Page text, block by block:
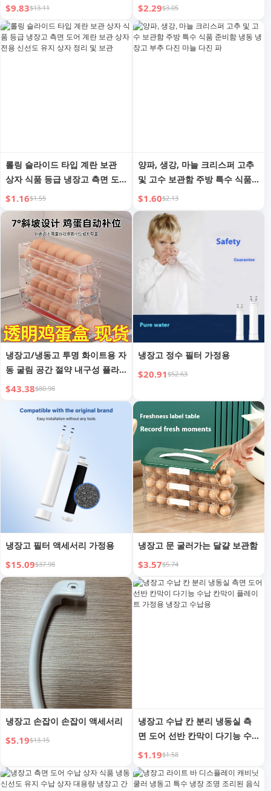
자 상자 급속 냉동 및 냉동용
$9.83$13.11
및 마늘 크리스퍼 플립 버터 큐
브 부분 포장
$2.29$3.05
롤링 슬라이드 타입 계란 보관
상자 식품 등급 냉장고 측면 도
어 계란 보관 상자 전용 신선도
유지 상자 정리 및 보관
$1.16$1.55
양파, 생강, 마늘 크리스퍼 고추
및 고수 보관함 주방 특수 식품
준비함 냉동 냉장고 부추 다진
마늘 다진 파
$1.60$2.13
냉장고/냉동고 투명 화이트용 자
동 굴림 공간 절약 내구성 플라
스틱 계란 홀더
$43.38$80.98
냉장고 정수 필터 가정용
$20.91$52.63
냉장고 필터 액세서리 가정용
$15.09$37.98
냉장고 문 굴러가는 달걀 보관함
$3.57$5.74
냉장고 손잡이 손잡이 액세서리
$5.19$13.15
냉장고 수납 칸 분리 냉동실 측
면 도어 선반 칸막이 다기능 수
납 칸막이 플레이트 가정용 냉장
고 수납용
$1.19$1.58